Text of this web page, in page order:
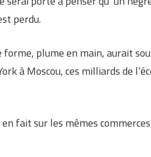
perdu.
plume en main, aurait
à Moscou, ces milliards de
fait sur les mêmes commerces